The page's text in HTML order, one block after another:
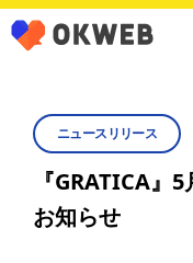
ニュースリリース
『GRATICA』
お知らせ